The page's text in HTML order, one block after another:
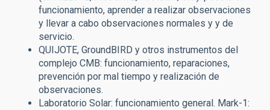
funcionamiento, aprender a realizar observaciones
y llevar a cabo observaciones normales y y de
servicio.
QUIJOTE, GroundBIRD y otros instrumentos del
complejo CMB: funcionamiento, reparaciones,
prevención por mal tiempo y realización de
observaciones.
Laboratorio Solar: funcionamiento general. Mark-1: